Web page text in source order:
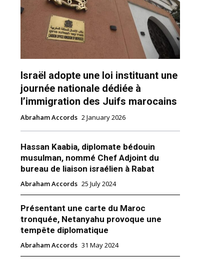
Israël adopte une loi instituant une
journée nationale dédiée à
l’immigration des Juifs marocains
Abraham Accords 2 January 2026
Hassan Kaabia, diplomate bédouin
musulman, nommé Chef Adjoint du
bureau de liaison israélien à Rabat
Abraham Accords 25 July 2024
Présentant une carte du Maroc
tronquée, Netanyahu provoque une
tempête diplomatique
Abraham Accords 31 May 2024